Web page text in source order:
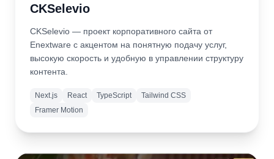
CKSelevio
CKSelevio — проект корпоративного сайта от
Enextware с акцентом на понятную подачу услуг,
высокую скорость и удобную в управлении структуру
контента.
Next.js React TypeScript
Tailwind CSS
Framer Motion
сайт